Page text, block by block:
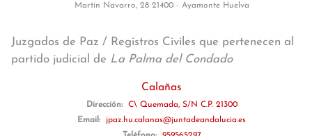
Martín Navarro, 28 21400 - Ayamonte Huelva
Juzgados de Paz / Registros Civiles que pertenecen al
partido judicial de La Palma del Condado
Calañas
Dirección:
C\ Quemada, S/N C.P. 21300
Email:
jpaz.hu.calanas@juntadeandalucia.es